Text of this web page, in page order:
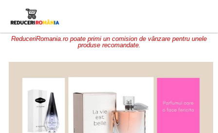
ReduceriRomania.ro poate primi un comision de vânzare pentru unele
produse recomandate.